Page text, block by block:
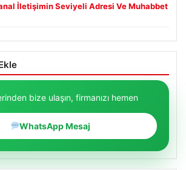
İletişimin Seviyeli Adresi Ve Muhabbet
bize ulaşın, firmanızı hemen
WhatsApp Mesaj